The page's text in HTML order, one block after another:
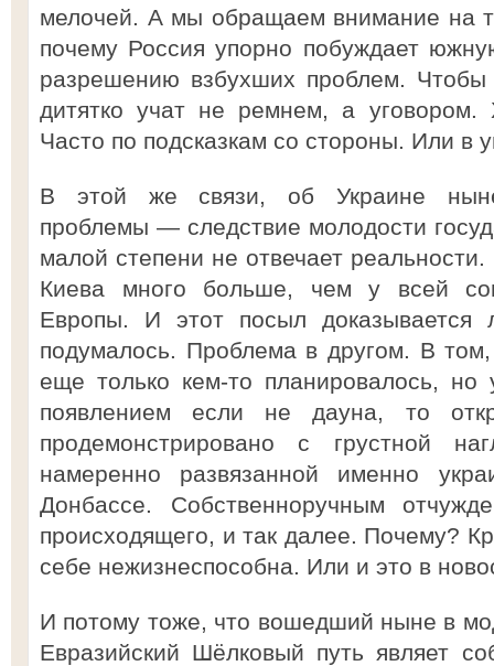
мелочей. А мы обращаем внимание на
почему Россия упорно побуждает
разрешению взбухших проблем.
дитятко учат не ремнем, а уговором.
Часто по подсказкам со стороны. Или в
В этой же связи, об Украине
проблемы — следствие молодости
малой степени не отвечает
Киева много больше, чем у всей
Европы. И этот посыл доказывается
подумалось. Проблема в другом. В том,
еще только кем-то планировалось, но
появлением если не дауна, то
продемонстрировано с грустной
намеренно развязанной именно
Донбассе. Собственноручным
происходящего, и так далее. Почему?
себе нежизнеспособна. Или и это в
И потому тоже, что вошедший ныне в
Евразийский Шёлковый путь являет